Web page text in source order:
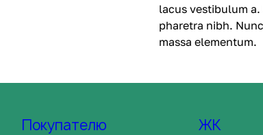
lacus vestibulum
pharetra nibh.
massa elementum.
Покупателю ЖК